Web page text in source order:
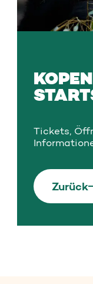
Tickets,
Zurück